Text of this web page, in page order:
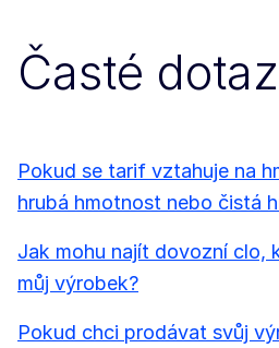
Časté
Pokud se tarif vztahuje na
hrubá hmotnost nebo čistá
Jak mohu najít dovozní clo,
můj výrobek?
Pokud chci prodávat svůj